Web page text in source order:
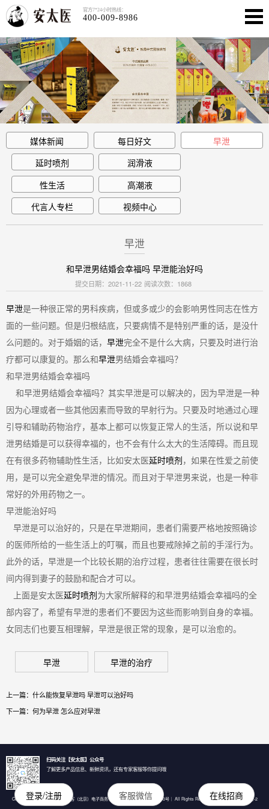
官方7*24小时热线：
400-009-8986
登录/注册 客服微信 在线招商
媒体新闻 每日好文
早泄
延时喷剂
润滑液
性生活
高潮液
代言人专栏
视频中心
早泄
和早泄男结婚会幸福吗 早泄能治好吗
提交日期：2021-11-22 阅读次数：1868
早泄是一种很正常的男科疾病，但或多或少的会影响男性同志在性方
面的一些问题。但是归根结底，只要病情不是特别严重的话，是没什
么问题的。对于婚姻的话， 早泄完全不是什么大病，只要及时进行治
疗都可以康复的。那么和早泄男结婚会幸福吗？
和早泄男结婚会幸福吗
和早泄男结婚会幸福吗？其实早泄是可以解决的，因为早泄是一种
因为心理或者一些其他因素而导致的早射行为。只要及时地通过心理
引导和辅助药物治疗，基本上都可以恢复正常人的生活，所以说和早
泄男结婚是可以获得幸福的，也不会有什么太大的生活障碍。而且现
在有很多药物辅助性生活，比如安太医延时喷剂，如果在性爱之前使
用，是可以完全避免早泄的情况。而且对于早泄男来说，也是一种非
常好的外用药物之一。
早泄能治好吗
早泄是可以治好的，只是在早泄期间，患者们需要严格地按照确诊
的医师所给的一些生活上的叮嘱，而且也要戒除掉之前的手淫行为。
此外的话，早泄是一个比较长期的治疗过程，患者往往需要在很长时
间内得到妻子的鼓励和配合才可以。
上面是安太医延时喷剂为大家所解释的和早泄男结婚会幸福吗的全
部内容了，希望有早泄的患者们不要因为这些而影响到自身的幸福。
女同志们也要互相理解，早泄是很正常的现象，是可以治愈的。
早泄 早泄的治疗
上一篇： 什么能恢复早泄吗 早泄可以治好吗
下一篇： 何为早泄 怎么应对早泄
扫码关注【安太医】公众号
了解更多产品信息、新鲜资讯，还有专家客服等你提问哦
Copyright © 2020-2021 爱品尚客（北京）电子商务有限公司 ｜ 11010502032800号｜ All Rights Reserved京ICP备17033643号-2